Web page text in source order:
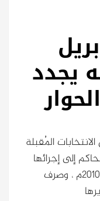
يجدد
المُقبلة
إلى إجرائها
منفرداً ، وتكرار ذات سيناريو انتخابات 2010م ، وصرف